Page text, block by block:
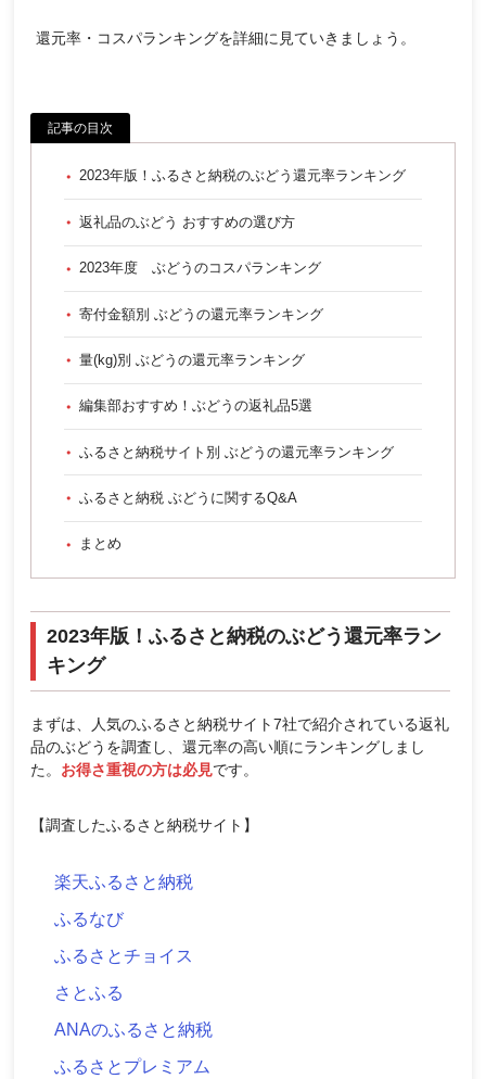
還元率・コスパランキングを詳細に見ていきましょう。
記事の目次
2023年版！ふるさと納税のぶどう還元率ランキング
返礼品のぶどう おすすめの選び方
2023年度 ぶどうのコスパランキング
寄付金額別 ぶどうの還元率ランキング
量(kg)別 ぶどうの還元率ランキング
編集部おすすめ！ぶどうの返礼品5選
ふるさと納税サイト別 ぶどうの還元率ランキング
ふるさと納税 ぶどうに関するQ&A
まとめ
2023年版！ふるさと納税のぶどう還元率ラン
キング
まずは、人気のふるさと納税サイト7社で紹介されている返礼
品のぶどうを調査し、還元率の高い順にランキングしまし
た。 お得さ重視の方は必見です。
【調査したふるさと納税サイト】
楽天ふるさと納税
ふるなび
ふるさとチョイス
さとふる
ANAのふるさと納税
ふるさとプレミアム